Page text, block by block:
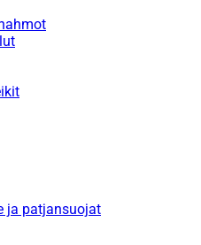
ja patjansuojat